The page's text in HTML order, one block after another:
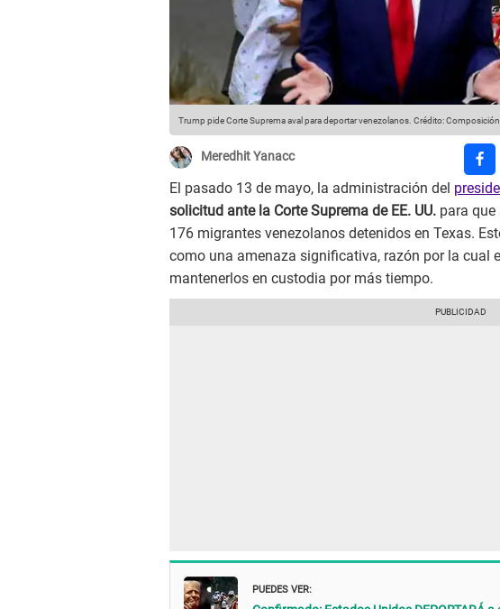
Trump pide Corte Suprema aval para deportar venezolanos. Crédito:
Meredhit Yanacc
El pasado 13 de mayo, la administración del
solicitud ante la Corte Suprema de EE. UU. para
176 migrantes venezolanos detenidos en Texas.
como una amenaza significativa, razón por la cual
mantenerlos en custodia por más tiempo.
PUEDES VER: